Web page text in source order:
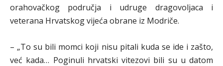
orahovačkog područja i udruge dragovoljaca i
veterana Hrvatskog vijeća obrane iz Modriče.
– „To su bili momci koji nisu pitali kuda se ide i zašto,
već kada… Poginuli hrvatski vitezovi bili su u datom